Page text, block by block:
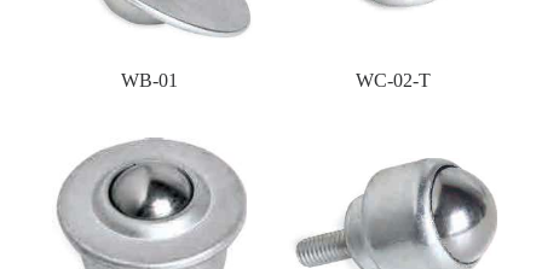
WB-01 WC-02-T